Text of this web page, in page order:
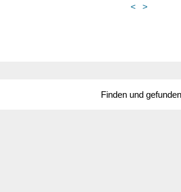
< >
Finden und